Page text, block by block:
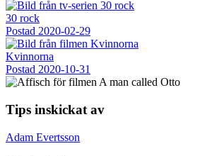
30 rock
Postad 2020-02-29
Kvinnorna
Postad 2020-10-31
Tips inskickat av
Adam Evertsson